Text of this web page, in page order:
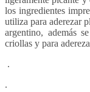
los ingredientes
utiliza para aderezar
argentino, además
criollas y para
.
.